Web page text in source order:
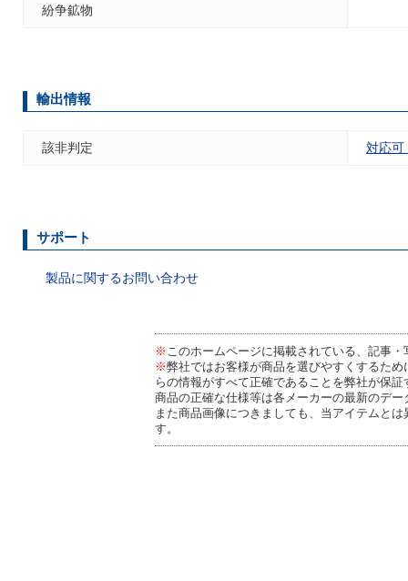
紛争鉱物
輸出情報
該非判定 対応可
サポート
製品に関するお問い合わせ
※ このホームページに掲載されている、記事
※弊社ではお客様が商品を選びやすくするた
らの情報がすべて正確であることを弊社が保
商品の正確な仕様等は各メーカーの最新のデ
また商品画像につきましても、当アイテムと
す。